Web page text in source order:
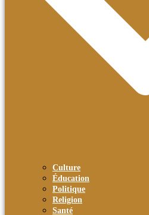
Culture
Éducation
Politique
Religion
Santé